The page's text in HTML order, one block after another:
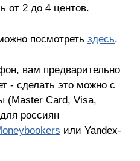
от 2 до 4 центов.
посмотреть здесь.
вам предварительно
- сделать это можно с
(Master Card, Visa,
россиян
или Yandex-